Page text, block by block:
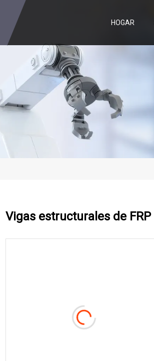
HOGAR
Vigas estructurales de FRP